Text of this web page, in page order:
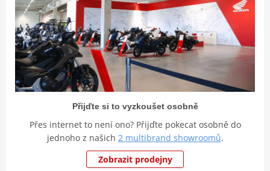
Přijďte si to vyzkoušet osobně
Přes internet to není ono? Přijďte pokecat osobně do
jednoho z našich 2 multibrand showroomů.
Zobrazit prodejny